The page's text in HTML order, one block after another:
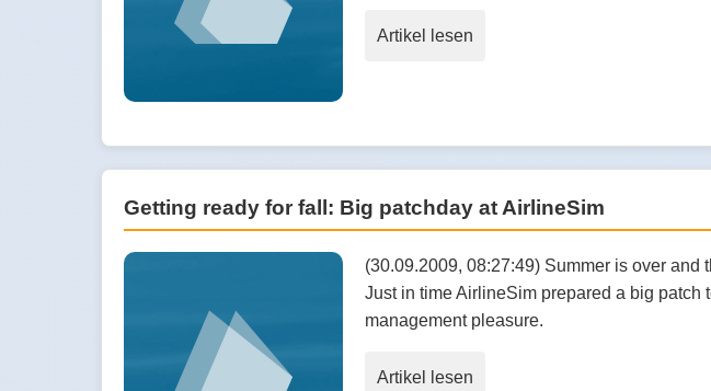
Artikel lesen
Getting ready for fall: Big patchday at AirlineSim
(30.09.2009, 08:27:49) Summer is over and
Just in time AirlineSim prepared a big
management pleasure.
Artikel lesen